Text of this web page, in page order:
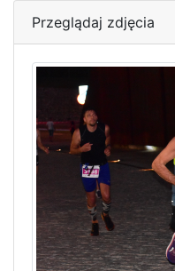
Przeglądaj zdjęcia